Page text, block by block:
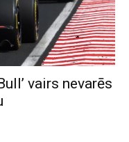
vairs nevarēs